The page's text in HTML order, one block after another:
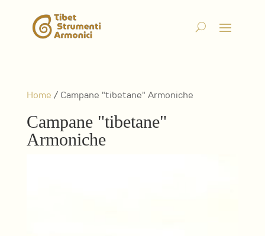
Home / Campane "tibetane" Armoniche
Campane "tibetane"
Armoniche